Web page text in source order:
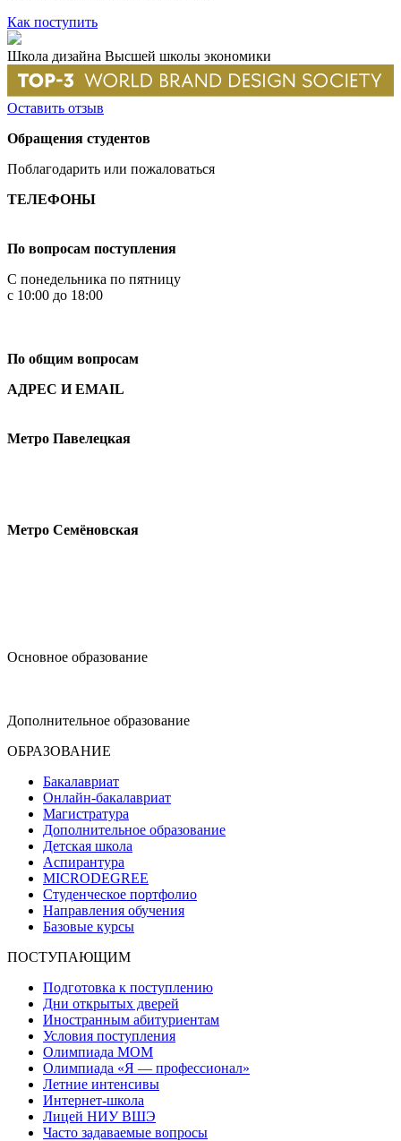
Как поступить
Школа дизайна Высшей школы экономики
Оставить отзыв
Обращения студентов
Поблагодарить или пожаловаться
ТЕЛЕФОНЫ
По вопросам поступления
С понедельника по пятницу
с 10:00 до 18:00
По общим вопросам
АДРЕС И EMAIL
Метро Павелецкая
Метро Семёновская
Основное образование
Дополнительное образование
ОБРАЗОВАНИЕ
Бакалавриат
Онлайн-бакалавриат
Магистратура
Дополнительное образование
Детская школа
Аспирантура
MICRODEGREE
Студенческое портфолио
Направления обучения
Базовые курсы
ПОСТУПАЮЩИМ
Подготовка к поступлению
Дни открытых дверей
Иностранным абитуриентам
Условия поступления
Олимпиада МОМ
Олимпиада «Я — профессионал»
Летние интенсивы
Интернет-школа
Лицей НИУ ВШЭ
Часто задаваемые вопросы